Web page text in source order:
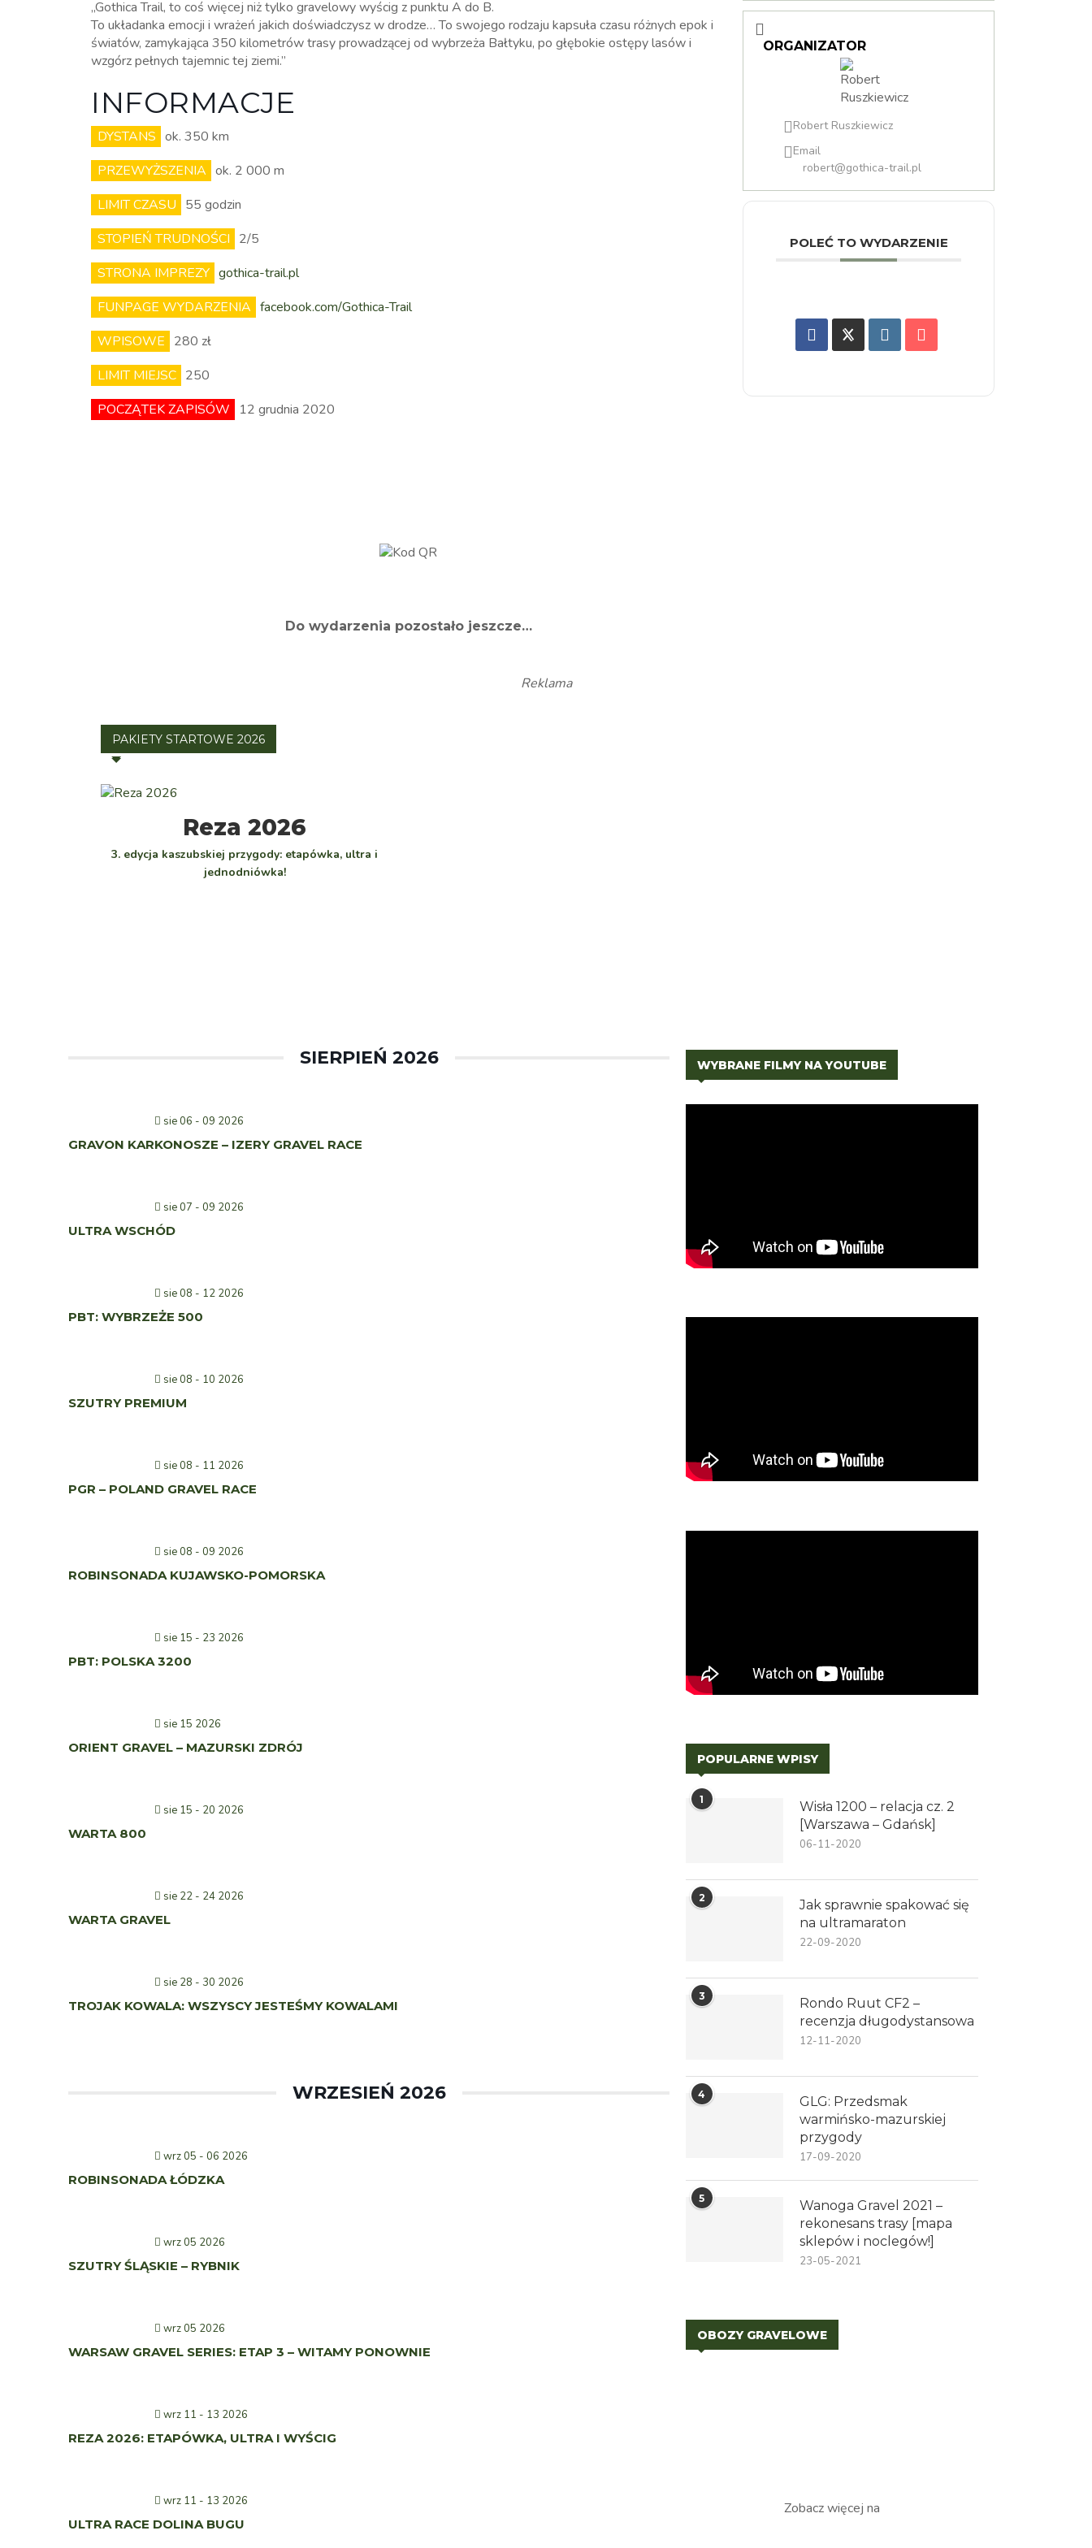
„Gothica Trail, to coś więcej niż tylko gravelowy wyścig z punktu A do B.
To układanka emocji i wrażeń jakich doświadczysz w drodze… To swojego rodzaju kapsuła czasu różnych epok i
światów, zamykająca 350 kilometrów trasy prowadzącej od wybrzeża Bałtyku, po głębokie ostępy lasów i
wzgórz pełnych tajemnic tej ziemi.”
INFORMACJE
DYSTANS ok. 350 km
PRZEWYŻSZENIA ok. 2 000 m
LIMIT CZASU 55 godzin
STOPIEŃ TRUDNOŚCI 2/5
STRONA IMPREZY gothica-trail.pl
FUNPAGE WYDARZENIA facebook.com/Gothica-Trail
WPISOWE 280 zł
LIMIT MIEJSC 250
POCZĄTEK ZAPISÓW
12 grudnia 2020
Do wydarzenia pozostało jeszcze…
ORGANIZATOR
Robert Ruszkiewicz
Email
robert@gothica-trail.pl
POLEĆ TO WYDARZENIE
Reklama
PAKIETY STARTOWE 2026
WYBIERZ
Reza 2026
3. edycja kaszubskiej przygody: etapówka, ultra i
jednodniówka!
SIERPIEŃ 2026
sie 06 - 09 2026
GRAVON KARKONOSZE – IZERY GRAVEL RACE
sie 07 - 09 2026
ULTRA WSCHÓD
sie 08 - 12 2026
PBT: WYBRZEŻE 500
sie 08 - 10 2026
SZUTRY PREMIUM
sie 08 - 11 2026
PGR – POLAND GRAVEL RACE
sie 08 - 09 2026
ROBINSONADA KUJAWSKO-POMORSKA
sie 15 - 23 2026
PBT: POLSKA 3200
sie 15 2026
ORIENT GRAVEL – MAZURSKI ZDRÓJ
sie 15 - 20 2026
WARTA 800
sie 22 - 24 2026
WARTA GRAVEL
sie 28 - 30 2026
TROJAK KOWALA: WSZYSCY JESTEŚMY KOWALAMI
WRZESIEŃ 2026
wrz 05 - 06 2026
ROBINSONADA ŁÓDZKA
wrz 05 2026
SZUTRY ŚLĄSKIE – RYBNIK
wrz 05 2026
WARSAW GRAVEL SERIES: ETAP 3 – WITAMY PONOWNIE
wrz 11 - 13 2026
REZA 2026: ETAPÓWKA, ULTRA I WYŚCIG
wrz 11 - 13 2026
ULTRA RACE DOLINA BUGU
WYBRANE FILMY NA YOUTUBE
POPULARNE WPISY
1
Wisła 1200 – relacja cz. 2
[Warszawa – Gdańsk]
06-11-2020
2
Jak sprawnie spakować się
na ultramaraton
22-09-2020
3
Rondo Ruut CF2 –
recenzja długodystansowa
12-11-2020
4
GLG: Przedsmak
warmińsko-mazurskiej
przygody
17-09-2020
5
Wanoga Gravel 2021 –
rekonesans trasy [mapa
sklepów i noclegów!]
23-05-2021
OBOZY GRAVELOWE
Zobacz więcej na